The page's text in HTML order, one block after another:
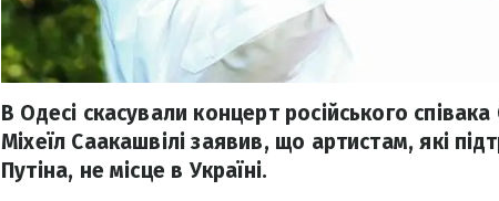
В Одесі скасували концерт російського
Міхеїл Саакашвілі заявив, що артистам, які
Путіна, не місце в Україні.